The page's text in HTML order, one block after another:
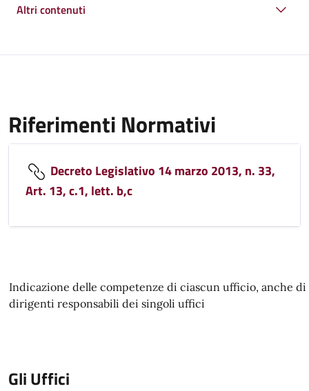
Altri contenuti
Riferimenti Normativi
Decreto Legislativo 14 marzo 2013, n. 33,
Art. 13, c.1, lett. b,c
Indicazione delle competenze di ciascun ufficio, anche
dirigenti responsabili dei singoli uffici
Gli Uffici